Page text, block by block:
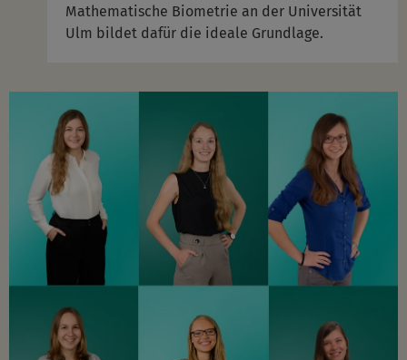
Mathematische Biometrie an der Universität
Ulm bildet dafür die ideale Grundlage.